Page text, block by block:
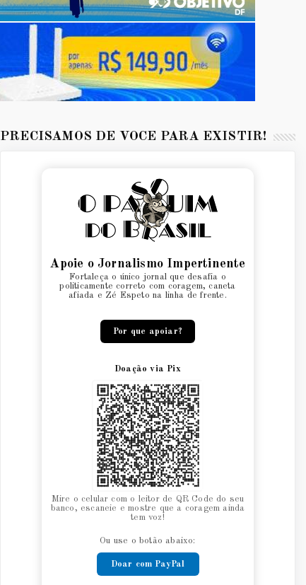
PRECISAMOS DE VOCÊ PARA EXISTIR!
Apoie o Jornalismo Impertinente
Fortaleça o único jornal que desafia o
politicamente correto com coragem, caneta
afiada e Zé Espeto na linha de frente.
Por que apoiar?
Doação via Pix
Mire o celular com o leitor de QR Code do seu
banco, escaneie e mostre que a coragem ainda
tem voz!
Ou use o botão abaixo:
Doar com PayPal